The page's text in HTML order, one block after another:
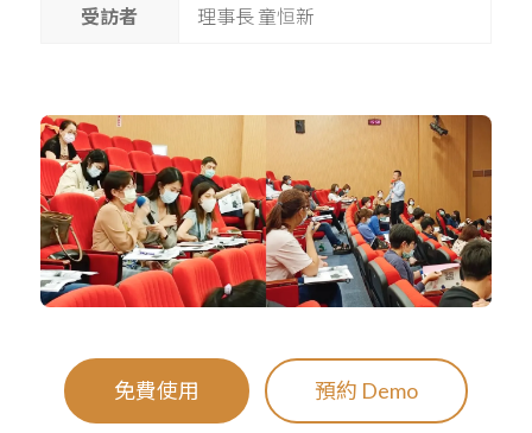
受訪者 理事長 童恒新
免費使用 預約 Demo